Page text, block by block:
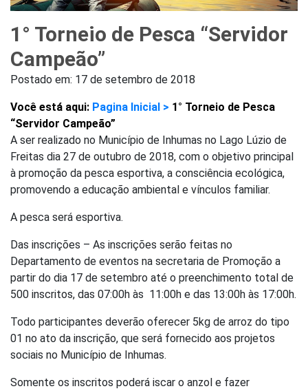
1° Torneio de Pesca “Servidor
Campeão”
Postado em: 17 de setembro de 2018
Você está aqui: Pagina Inicial > 1° Torneio de Pesca
“Servidor Campeão”
A ser realizado no Município de Inhumas no Lago Lúzio de
Freitas dia 27 de outubro de 2018, com o objetivo principal
à promoção da pesca esportiva, a consciência ecológica,
promovendo a educação ambiental e vínculos familiar.
A pesca será esportiva.
Das inscrições – As inscrições serão feitas no
Departamento de eventos na secretaria de Promoção a
partir do dia 17 de setembro até o preenchimento total de
500 inscritos, das 07:00h às 11:00h e das 13:00h às 17:00h.
Todo participantes deverão oferecer 5kg de arroz do tipo
01 no ato da inscrição, que será fornecido aos projetos
sociais no Município de Inhumas.
Somente os inscritos poderá iscar o anzol e fazer